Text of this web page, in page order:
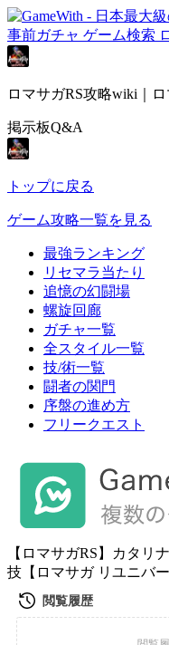
事前ガチャ ゲーム検索
ロマサガRS攻略wiki｜
掲示板Q&A
トップに戻る
ゲーム攻略一覧を見る
最強ランキング
リセマラ当たり
追憶の幻闘場
螺旋回廊
ガチャ一覧
全スタイル一覧
技/術一覧
闘者の関門
序盤の進め方
フリークエスト
【ロマサガRS】カタリ
技【ロマサガ リユニバー